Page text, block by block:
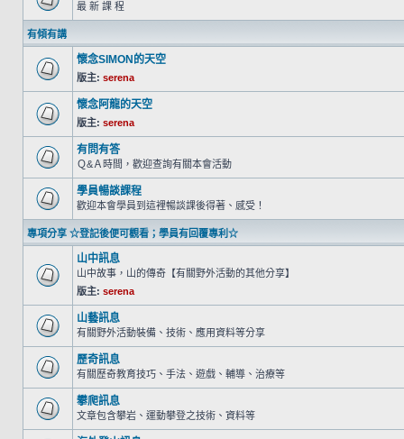
最 新 課 程
有傾有講
懷念SIMON的天空
版主: serena
懷念阿龍的天空
版主: serena
有問有答
Ｑ&Ａ時間，歡迎查詢有關本會活動
學員暢談課程
歡迎本會學員到這裡暢談課後得著、感受！
專項分享 ☆登記後便可觀看；學員有回覆專利☆
山中訊息
山中故事，山的傳奇【有關野外活動的其他分享】
版主: serena
山藝訊息
有關野外活動裝備、技術、應用資料等分享
歷奇訊息
有關歷奇教育技巧、手法、遊戲、輔導、治療等
攀爬訊息
文章包含攀岩、運動攀登之技術、資料等